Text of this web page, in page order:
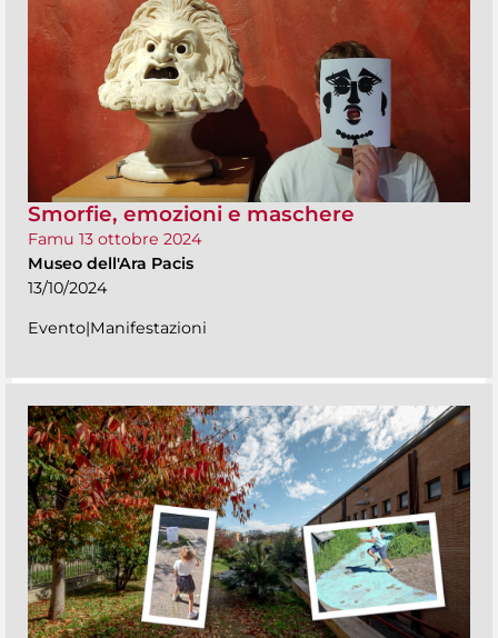
Smorfie, emozioni e maschere
Famu 13 ottobre 2024
Museo dell'Ara Pacis
13/10/2024
Evento|Manifestazioni